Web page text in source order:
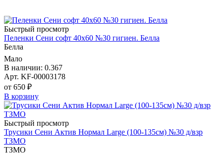
Быстрый просмотр
Пеленки Сени софт 40х60 №30 гигиен. Белла
Белла
Мало
В наличии: 0.367
Арт. KF-00003178
от 650 ₽
В корзину
Быстрый просмотр
Трусики Сени Актив Нормал Large (100-135см) №30 д/взр
ТЗМО
ТЗМО